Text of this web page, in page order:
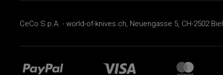
CeCo S.p.A. - world-of-knives.ch, Neuengasse 5, CH-2502